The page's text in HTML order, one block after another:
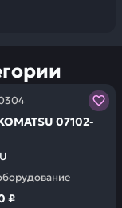
гарантию
07102-
запчасти у
₽